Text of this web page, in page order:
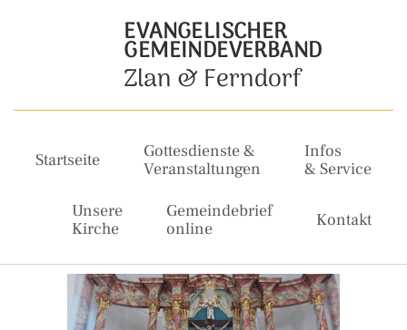
EVANGELISCHER
GEMEINDEVERBAND
Zlan & Ferndorf
Startseite
Gottesdienste &
Veranstaltungen
Infos
& Service
Unsere
Kirche
Gemeindebrief
online
Kontakt